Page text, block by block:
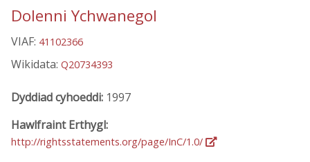
Dolenni Ychwanegol
VIAF: 41102366
Wikidata: Q20734393
Dyddiad cyhoeddi: 1997
Hawlfraint Erthygl:
http://rightsstatements.org/page/InC/1.0/